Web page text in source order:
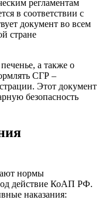
регламентам
в соответствии с
документ во всем
стране
а также о
СГР –
Этот документ
безопасность
нормы
действие КоАП РФ.
наказания: